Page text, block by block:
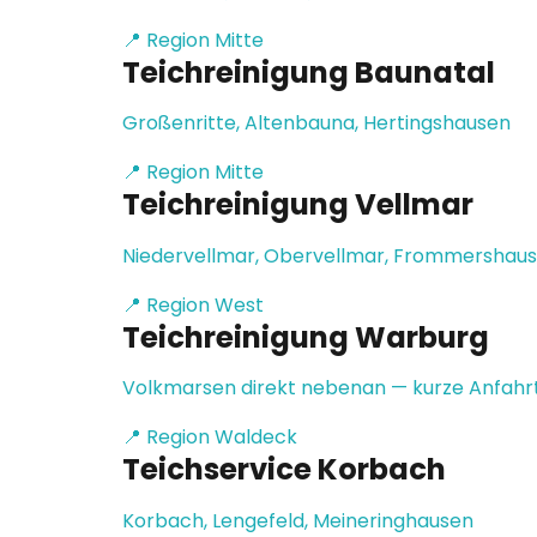
📍 Region Mitte
Teichreinigung Baunatal
Großenritte, Altenbauna, Hertingshausen
📍 Region Mitte
Teichreinigung Vellmar
Niedervellmar, Obervellmar,
📍 Region West
Teichreinigung Warburg
Volkmarsen direkt nebenan — kurze
📍 Region Waldeck
Teichservice Korbach
Korbach, Lengefeld, Meineringhausen